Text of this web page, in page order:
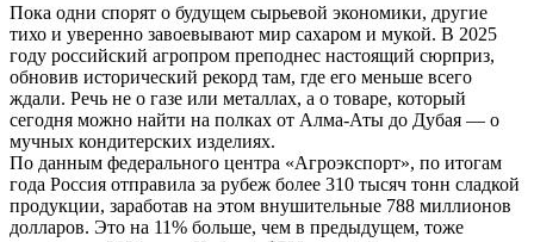
Пока одни спорят о будущем сырьевой экономики, другие
тихо и уверенно завоевывают мир сахаром и мукой. В 2025
году российский агропром преподнес настоящий сюрприз,
обновив исторический рекорд там, где его меньше всего
ждали. Речь не о газе или металлах, а о товаре, который
сегодня можно найти на полках от Алма-Аты до Дубая — о
мучных кондитерских изделиях.
По данным федерального центра «Агроэкспорт», по итогам
года Россия отправила за рубеж более 310 тысяч тонн сладкой
продукции, заработав на этом внушительные 788 миллионов
долларов. Это на 11% больше, чем в предыдущем, тоже